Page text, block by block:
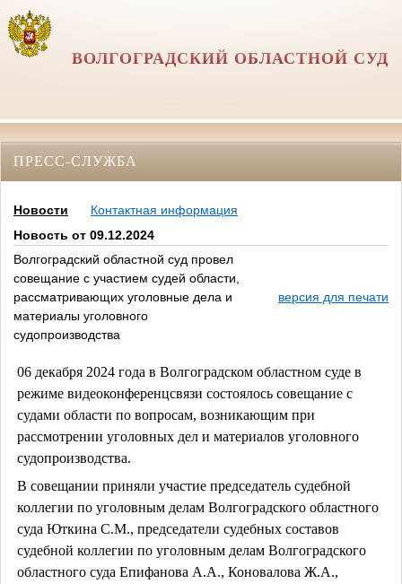
ВОЛГОГРАДСКИЙ ОБЛАСТНОЙ СУД
ПРЕСС-СЛУЖБА
Новости
Контактная информация
Новость от 09.12.2024
Волгоградский областной суд провел
совещание с участием судей области,
рассматривающих уголовные дела и
материалы уголовного
судопроизводства
версия для печати
06 декабря 2024 года в Волгоградском областном суде в
режиме видеоконференцсвязи состоялось совещание с
судами области по вопросам, возникающим при
рассмотрении уголовных дел и материалов уголовного
судопроизводства.
В совещании приняли участие председатель судебной
коллегии по уголовным делам Волгоградского областного
суда Юткина С.М., председатели судебных составов
судебной коллегии по уголовным делам Волгоградского
областного суда Епифанова А.А., Коновалова Ж.А.,